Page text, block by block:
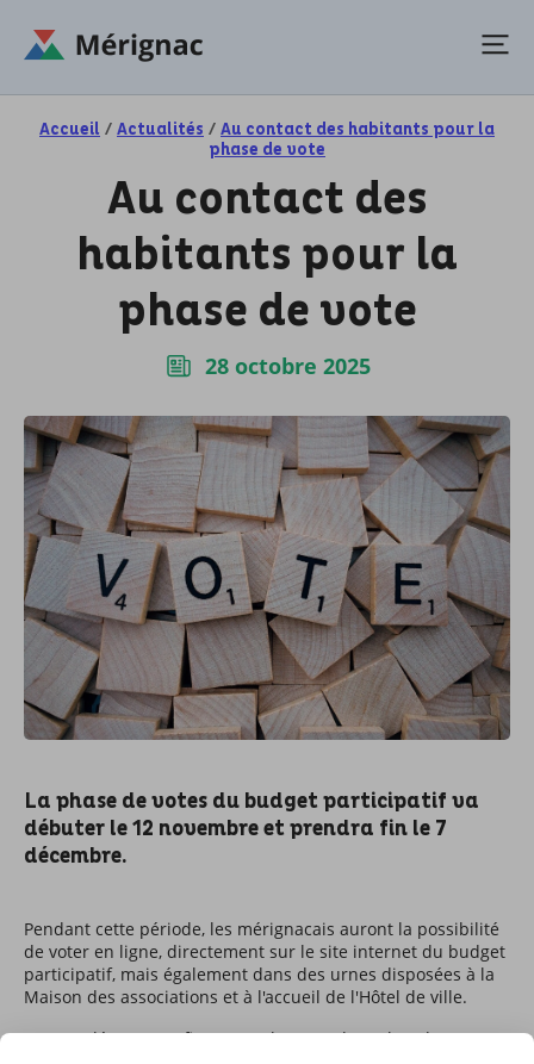
Accueil / Actualités / Au contact des habitants pour la
phase de vote
Au contact des
habitants pour la
phase de vote
28 octobre 2025
La phase de votes du budget participatif va
débuter le 12 novembre et prendra fin le 7
décembre.
Pendant cette période, les mérignacais auront la possibilité
de voter en ligne, directement sur le site internet du budget
participatif, mais également dans des urnes disposées à la
Maison des associations et à l'accueil de l'Hôtel de ville.
En complément et afin qu'un plus grand nombre de